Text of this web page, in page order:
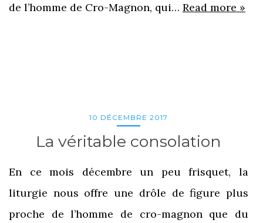
de l’homme de Cro-Magnon, qui… Read more »
10 DÉCEMBRE 2017
La véritable consolation
En ce mois décembre un peu frisquet, la
liturgie nous offre une drôle de figure plus
proche de l’homme de cro-magnon que du